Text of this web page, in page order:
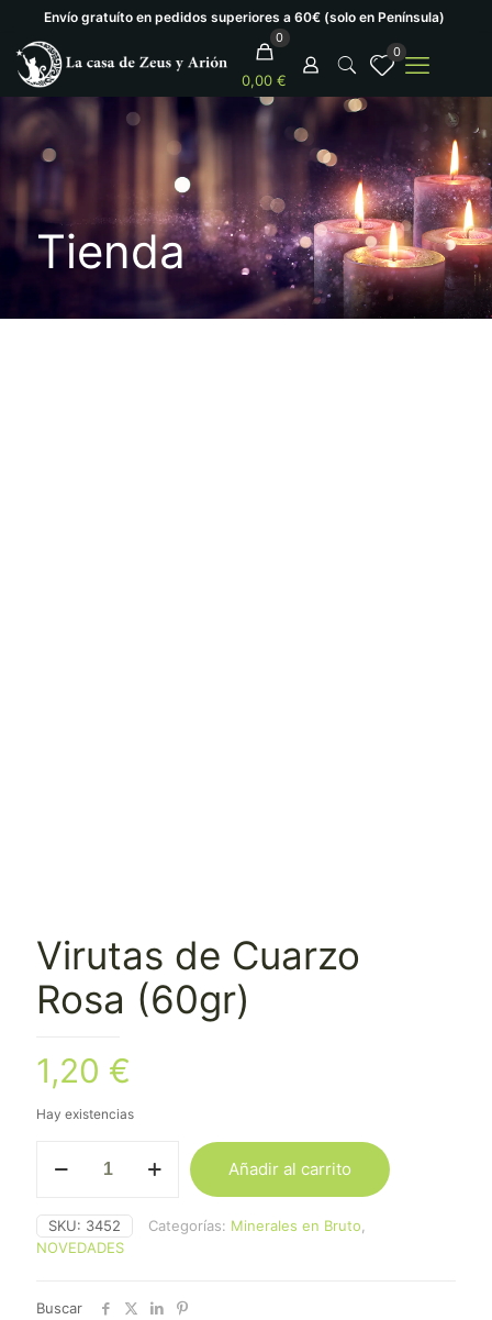
Envío gratuíto en pedidos superiores a 60€ (solo en Península)
0
0,00 €
0
Tienda
Virutas de Cuarzo
Rosa (60gr)
1,20 €
Hay existencias
Rosa
(60gr)
cantidad
Añadir al carrito
SKU: 3452 Categorías: Minerales en Bruto,
NOVEDADES
Buscar